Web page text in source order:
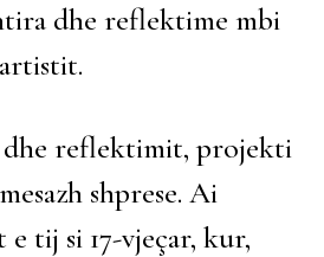
dhe reflektime mbi
dhe reflektimit, projekti
shprese. Ai
tij si 17-vjeçar, kur,